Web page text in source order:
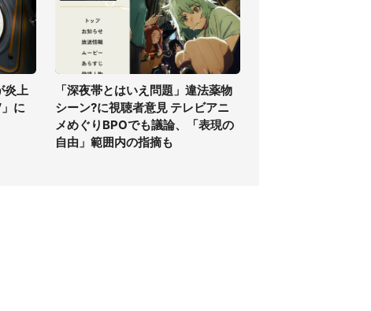
炎上
に
「深夜帯とはいえ問題」違法薬物
シーン?に視聴者意見 テレビアニ
メめぐりBPOでも議論、「表現の
自由」範囲内の指摘も